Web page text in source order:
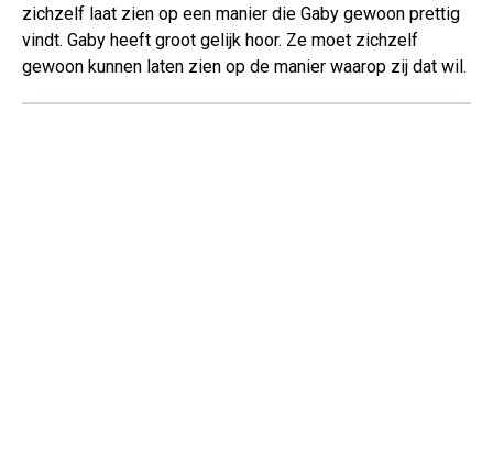
zichzelf laat zien op een manier die Gaby gewoon prettig
vindt. Gaby heeft groot gelijk hoor. Ze moet zichzelf
gewoon kunnen laten zien op de manier waarop zij dat wil.